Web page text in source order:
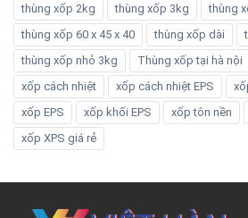
thùng xốp 2kg
thùng xốp 3kg thùng
thùng xốp 60 x 45 x 40
thùng xốp dài
thùng xốp nhỏ 3kg
Thùng xốp tại hà nội
xốp cách nhiệt
xốp cách nhiệt EPS
xốp EPS
xốp khối EPS xốp tôn nền
xốp XPS giá rẻ